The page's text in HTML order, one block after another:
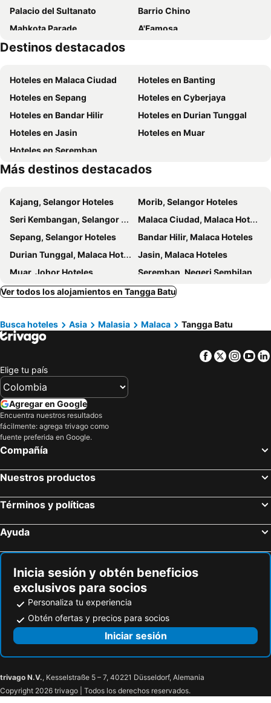
Holiday Inn Melaka By Ihg
Hatten Hotel Melaka
Kapitan Kongsi Hotel
Hotel Sentral Riverview Melaka
Baba House Melaka
D Riverside Inn
The Sterling Boutique Hotel Melaka
Rucksack Inn Premium Melaka
Persona Boutique Hotel
Hotel Famous Inn
Hotel Seri Malaysia Melaka
Asiatic Hotel
Hotel Tamara Melaka
Vrest Hotel
Grand Swiss-Belhotel Melaka Hotel Puri Melaka
Santorini Hotel Melaka
Casa del Rio Melaka
Ohana House @ 15 Kuli
Moty Hotel
1825 Gallery Hotel
JonkeRED Heritage Hotel
Sunday Malacca Near Jonker Street Formerly Quayside
M Straits Hotel
DoubleTree by Hilton Melaka
Seri Mawardah Hotel
Palacio del Sultanato
Barrio Chino
Mahkota Parade
A'Famosa
Cape Rachado Lighthouse
Menara Taming Sari
Jalan Hang Jebat - Jonker Street
Destinos destacados
Hoteles en Malaca Ciudad
Hoteles en Banting
Hoteles en Sepang
Hoteles en Cyberjaya
Hoteles en Bandar Hilir
Hoteles en Durian Tunggal
Hoteles en Jasin
Hoteles en Muar
Hoteles en Seremban
Más destinos destacados
Kajang, Selangor Hoteles
Morib, Selangor Hoteles
Seri Kembangan, Selangor Hoteles
Malaca Ciudad, Malaca Hoteles
Sepang, Selangor Hoteles
Bandar Hilir, Malaca Hoteles
Durian Tunggal, Malaca Hoteles
Jasin, Malaca Hoteles
Muar, Johor Hoteles
Seremban, Negeri Sembilan Hoteles
Kuala Lumpur, Kuala Lumpur Hoteles
Banting, Selangor Hoteles
Cyberjaya, Selangor Hoteles
Kuala Rompin, Pahang Hoteles
Ver todos los alojamientos en Tangga Batu
Busca hoteles Asia Malasia Malaca Tangga Batu
Facebook
Twitter
Elige tu país
Agregar en Google
Encuentra nuestros resultados
fácilmente: agrega trivago como
fuente preferida en Google.
Compañía
Nuestros productos
Términos y políticas
Ayuda
Inicia sesión y obtén beneficios
exclusivos para socios
Personaliza tu experiencia
Obtén ofertas y precios para socios
Iniciar sesión
trivago N.V., Kesselstraße 5 – 7, 40221 Düsseldorf, Alemania
Copyright 2026 trivago | Todos los derechos reservados.